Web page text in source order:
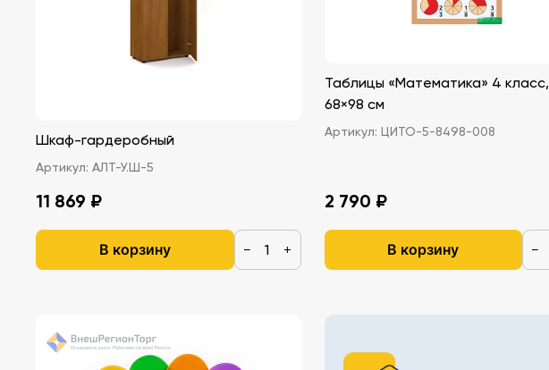
Шкаф-гардеробный
Артикул: АЛТ-У.Ш-5
11 869 ₽
В корзину − +
Таблицы «Математика» 4 класс,
68×98 см
Артикул: ЦИТО-5-8498-008
2 790 ₽
В корзину −